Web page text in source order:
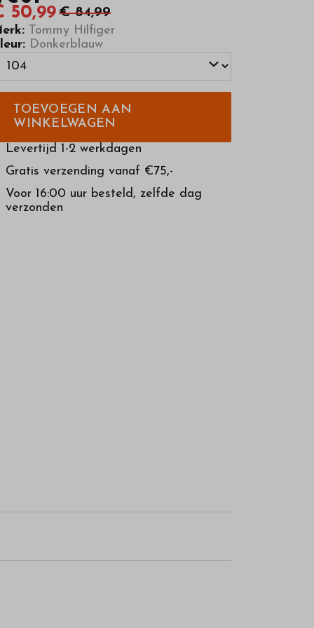
50,99 € 84,99
Tommy Hilfiger
Donkerblauw
TOEVOEGEN AAN
WINKELWAGEN
Levertijd 1-2 werkdagen
Gratis verzending vanaf €75,-
Voor 16:00 uur besteld, zelfde dag
verzonden